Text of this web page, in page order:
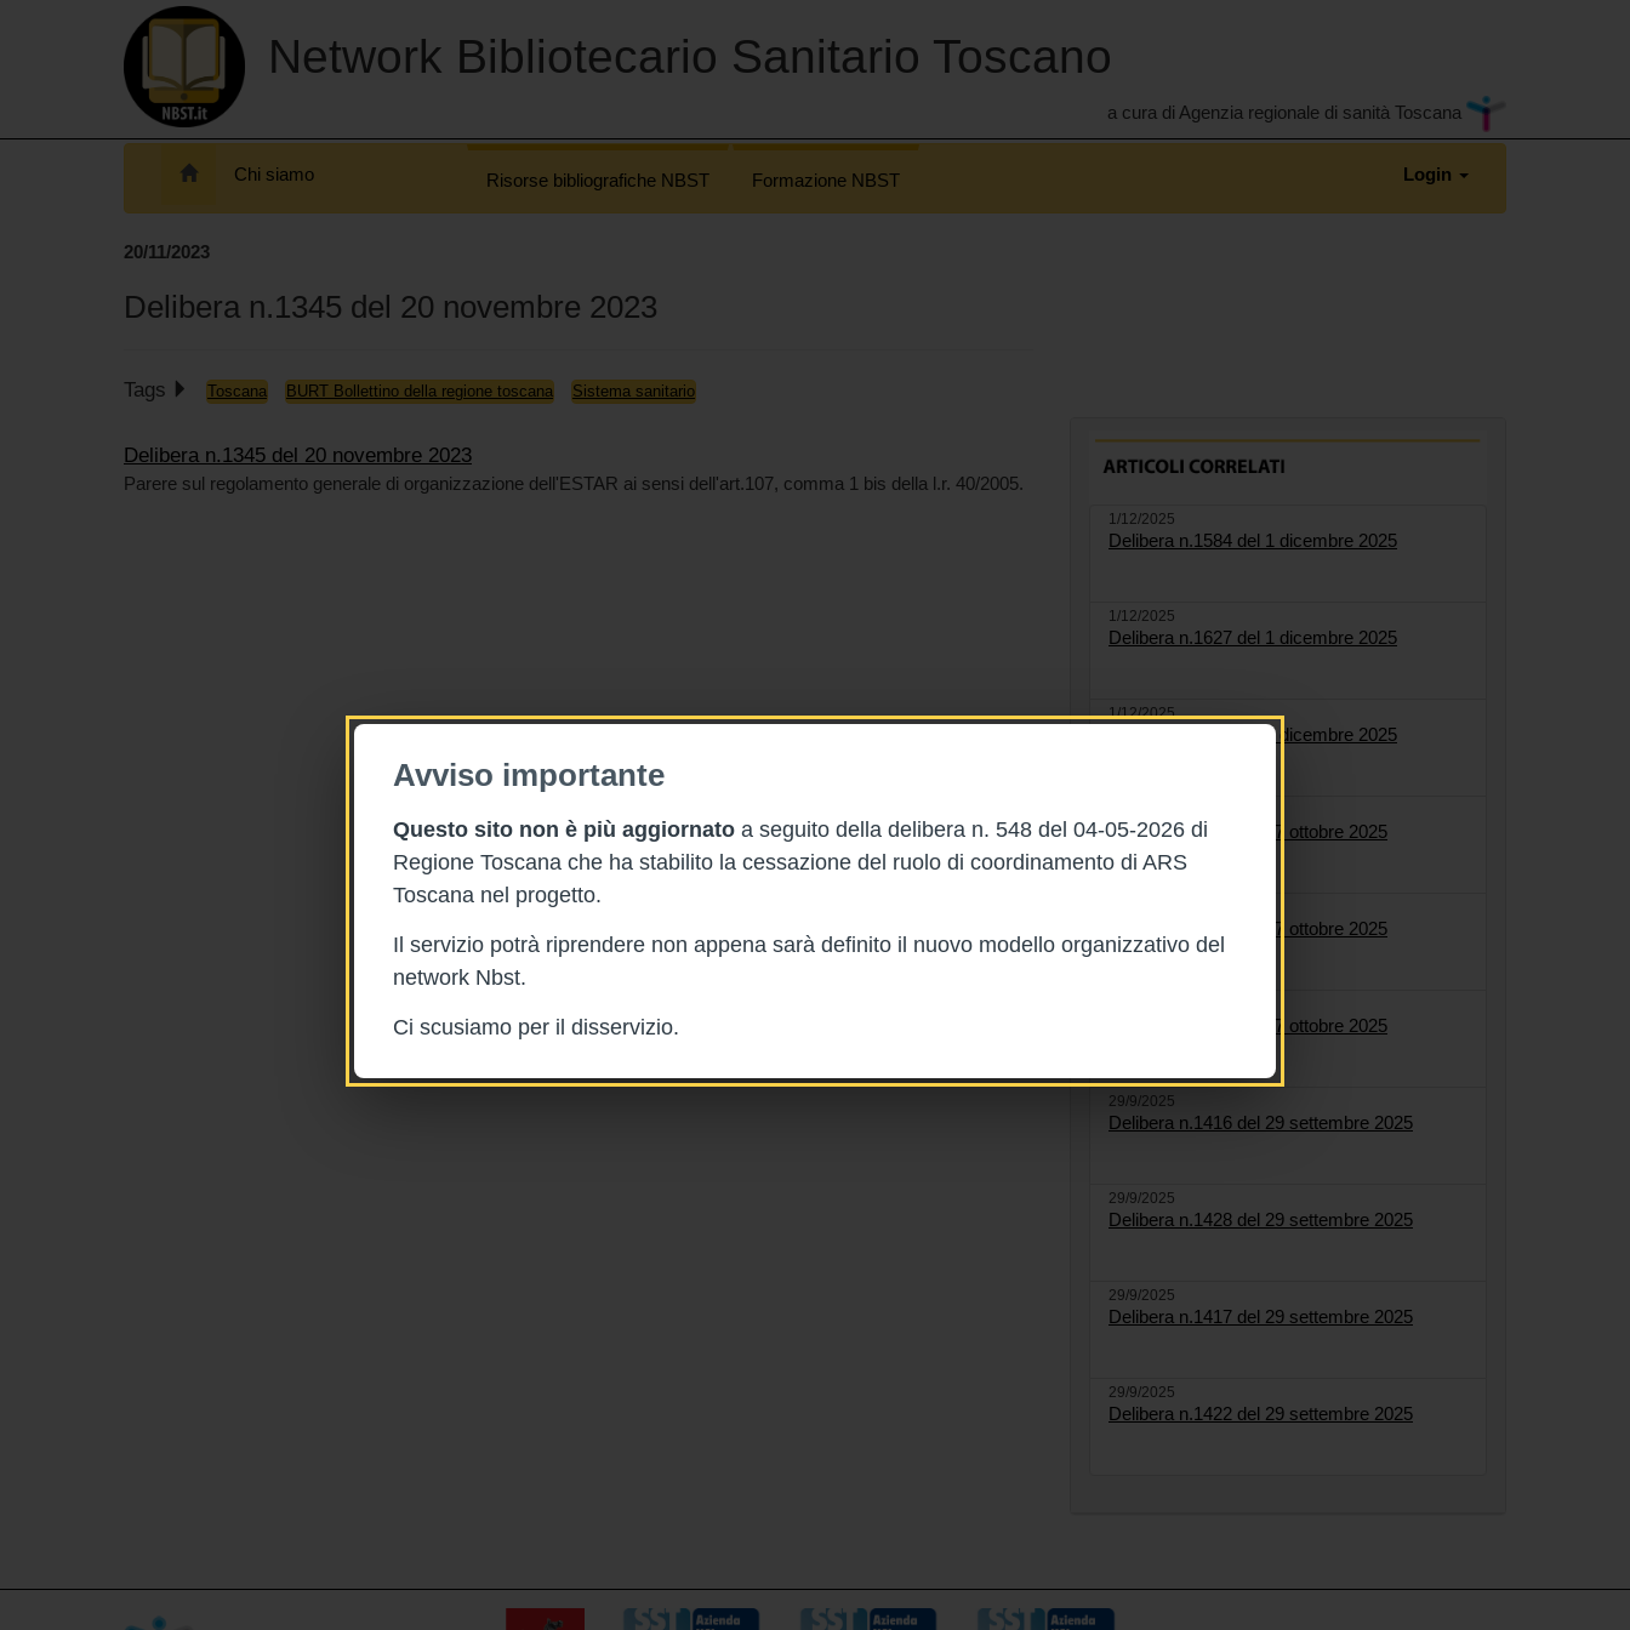
Avviso importante
Questo sito non è più aggiornato a seguito della delibera n. 548 del 04-05-2026 di
Regione Toscana che ha stabilito la cessazione del ruolo di coordinamento di ARS
Toscana nel progetto.
Il servizio potrà riprendere non appena sarà definito il nuovo modello organizzativo del
network Nbst.
Ci scusiamo per il disservizio.
Network Bibliotecario Sanitario Toscano
a cura di Agenzia regionale di sanità Toscana
Chi siamo Risorse bibliografiche NBST Formazione NBST Login
20/11/2023
Delibera n.1345 del 20 novembre 2023
Tags Toscana BURT Bollettino della regione toscana Sistema sanitario
Delibera n.1345 del 20 novembre 2023
Parere sul regolamento generale di organizzazione dell'ESTAR ai sensi dell'art.107, comma 1 bis della l.r. 40/2005.
1/12/2025
Delibera n.1584 del 1 dicembre 2025
1/12/2025
Delibera n.1627 del 1 dicembre 2025
1/12/2025
Delibera n.1622 del 1 dicembre 2025
Delibera n.1561 del 27 ottobre 2025
Delibera n.1558 del 27 ottobre 2025
Delibera n.1564 del 27 ottobre 2025
29/9/2025
Delibera n.1416 del 29 settembre 2025
29/9/2025
Delibera n.1428 del 29 settembre 2025
29/9/2025
Delibera n.1417 del 29 settembre 2025
29/9/2025
Delibera n.1422 del 29 settembre 2025